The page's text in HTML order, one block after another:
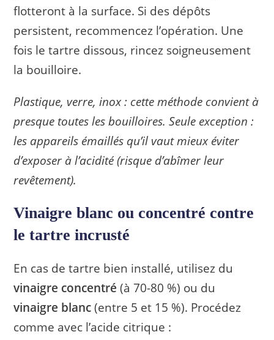
flotteront à la surface. Si des dépôts
persistent, recommencez l’opération. Une
fois le tartre dissous, rincez soigneusement
la bouilloire.
Plastique, verre, inox : cette méthode convient à
presque toutes les bouilloires. Seule exception :
les appareils émaillés qu’il vaut mieux éviter
d’exposer à l’acidité (risque d’abîmer leur
revêtement).
Vinaigre blanc ou concentré contre
le tartre incrusté
En cas de tartre bien installé, utilisez du
vinaigre concentré (à 70-80 %) ou du
vinaigre blanc(entre 5 et 15 %). Procédez
comme avec l’acide citrique :